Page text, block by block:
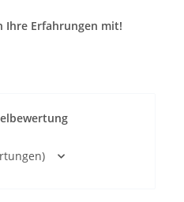
Ihre Erfahrungen mit!